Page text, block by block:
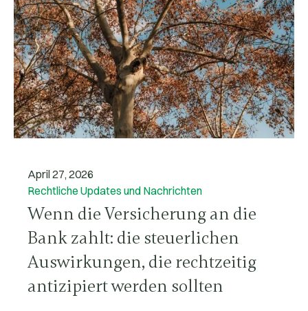
April 27, 2026
Rechtliche Updates und Nachrichten
Wenn die Versicherung an die
Bank zahlt: die steuerlichen
Auswirkungen, die rechtzeitig
antizipiert werden sollten